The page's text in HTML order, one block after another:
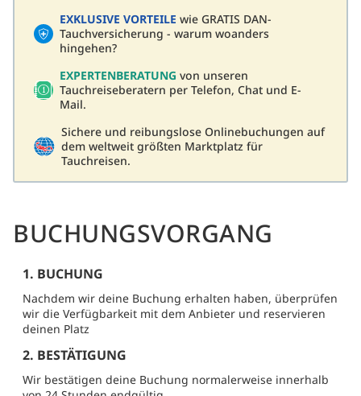
EXKLUSIVE VORTEILE wie GRATIS DAN-
Tauchversicherung - warum woanders
hingehen?
EXPERTENBERATUNG von unseren
Tauchreiseberatern per Telefon, Chat und E-
Mail.
Sichere und reibungslose Onlinebuchungen auf
dem weltweit größten Marktplatz für
Tauchreisen.
BUCHUNGSVORGANG
1. BUCHUNG
Nachdem wir deine Buchung erhalten haben, überprüfen
wir die Verfügbarkeit mit dem Anbieter und reservieren
deinen Platz
2. BESTÄTIGUNG
Wir bestätigen deine Buchung normalerweise innerhalb